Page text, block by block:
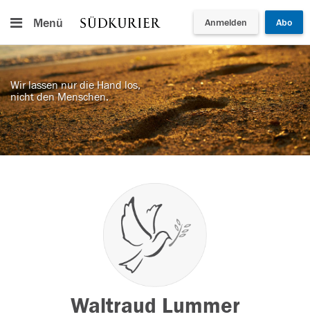
Menü Anmelden Abo
Wir lassen nur die Hand los,
nicht den Menschen.
Waltraud Lummer